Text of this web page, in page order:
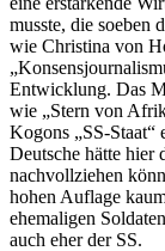
musste, die soeben
wie Christina von
Entwicklung. Das
wie „Stern von
Kogons „SS-Staat“
Deutsche hätte hier
nachvollziehen
hohen Auflage
ehemaligen
auch eher der SS.